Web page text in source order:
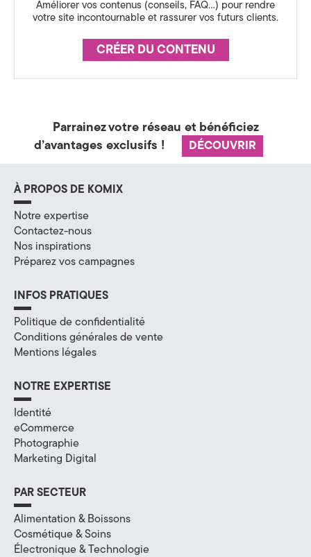
Améliorer vos contenus (conseils, FAQ…) pour rendre
votre site incontournable et rassurer vos futurs clients.
CRÉER DU CONTENU
Parrainez votre réseau et bénéficiez
d’avantages exclusifs !
DÉCOUVRIR
À PROPOS DE KOMIX
Notre expertise
Contactez-nous
Nos inspirations
Préparez vos campagnes
INFOS PRATIQUES
Politique de confidentialité
Conditions générales de vente
Mentions légales
NOTRE EXPERTISE
Identité
eCommerce
Photographie
Marketing Digital
PAR SECTEUR
Alimentation & Boissons
Cosmétique & Soins
Électronique & Technologie